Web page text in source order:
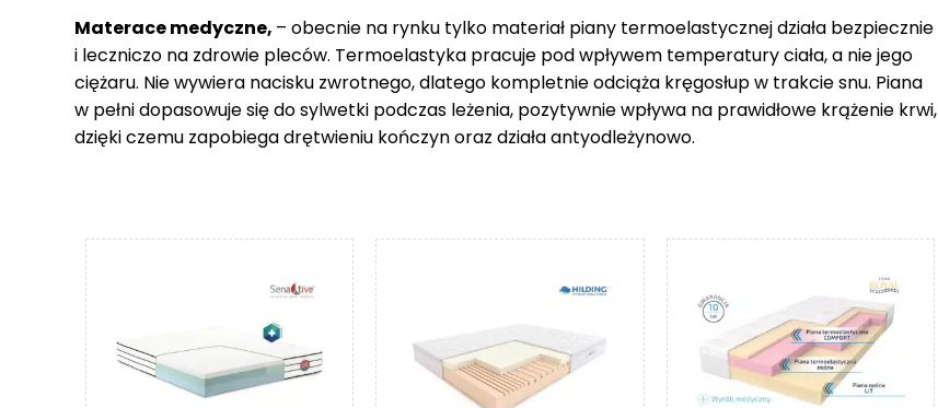
Materace medyczne, – obecnie na rynku tylko materiał piany termoelastycznej działa bezpiecznie
i leczniczo na zdrowie pleców. Termoelastyka pracuje pod wpływem temperatury ciała, a nie jego
ciężaru. Nie wywiera nacisku zwrotnego, dlatego kompletnie odciąża kręgosłup w trakcie snu. Piana
w pełni dopasowuje się do sylwetki podczas leżenia, pozytywnie wpływa na prawidłowe krążenie krwi,
dzięki czemu zapobiega drętwieniu kończyn oraz działa antyodleżynowo.